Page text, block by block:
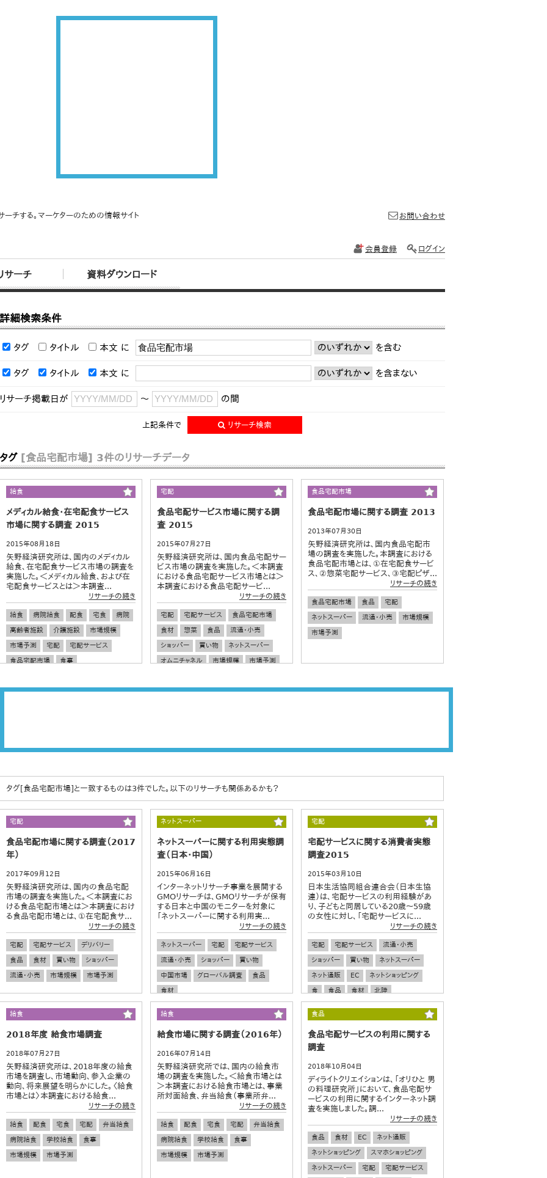
ーチする。マーケターのための情報サイト
サーチ 資料ダウンロード
お問い合わせ
会員登録 ログイン
詳細検索条件
タグ タイトル 本文 に を含む
タグ タイトル 本文 に を含まない
リサーチ掲載日が ～ の間
上記条件で リサーチ検索
タグ [食品宅配市場] 3件のリサーチデータ
給食
メディカル給食・在宅配食サービス
市場に関する調査 2015
2015年08月18日
矢野経済研究所は、国内のメディカル
給食、在宅配食サービス市場の調査を
実施した。＜メディカル給食、および在
宅配食サービスとは＞本調査...
リサーチの続き
給食 病院給食 配食 宅食
病院
高齢者施設
介護施設
市場規模
市場予測
宅配
宅配サービス
食品宅配市場
食事
宅配
食品宅配サービス市場に関する調
査 2015
2015年07月27日
矢野経済研究所は、国内食品宅配サー
ビス市場の調査を実施した。＜本調査
における食品宅配サービス市場とは＞
本調査における食品宅配サービ...
リサーチの続き
宅配 宅配サービス
食品宅配市場
食材
惣菜 食品
流通・小売
ショッパー
買い物
ネットスーパー
オムニチャネル
市場規模 市場予測
食品宅配市場
食品宅配市場に関する調査 2013
2013年07月30日
矢野経済研究所は、国内食品宅配市
場の調査を実施した。本調査における
食品宅配市場とは、①在宅配食サービ
ス、②惣菜宅配サービス、③宅配ピザ...
リサーチの続き
食品宅配市場 食品
宅配
ネットスーパー
流通・小売
市場規模
市場予測
タグ[食品宅配市場]と一致するものは3件でした。以下のリサーチも関係あるかも？
宅配
食品宅配市場に関する調査（2017
年）
2017年09月12日
矢野経済研究所は、国内の食品宅配
市場の調査を実施した。＜本調査にお
ける食品宅配市場とは＞本調査におけ
る食品宅配市場とは、①在宅配食サ...
リサーチの続き
宅配 宅配サービス
デリバリー
食品
食材 買い物
ショッパー
流通・小売
市場規模 市場予測
ネットスーパー
ネットスーパーに関する利用実態調
査（日本・中国）
2015年06月16日
インターネットリサーチ事業を展開する
GMOリサーチは、GMOリサーチが保有
する日本と中国のモニターを対象に
「ネットスーパーに関する利用実...
リサーチの続き
ネットスーパー 宅配
宅配サービス
流通・小売
ショッパー
買い物
中国市場
グローバル調査
食品
食材
宅配
宅配サービスに関する消費者実態
調査2015
2015年03月10日
日本生活協同組合連合会（日本生協
連）は、宅配サービスの利用経験があ
り、子どもと同居している20歳～59歳
の女性に対し、「宅配サービスに...
リサーチの続き
宅配 宅配サービス
流通・小売
ショッパー
買い物
ネットスーパー
ネット通販
EC
ネットショッピング
食
食品 食材 北陸
給食
2018年度 給食市場調査
2018年07月27日
矢野経済研究所は、2018年度の給食
市場を調査し、市場動向、参入企業の
動向、将来展望を明らかにした。〈給食
市場とは〉本調査における給食...
リサーチの続き
給食 配食 宅食 宅配
弁当給食
病院給食
学校給食
食事
市場規模
市場予測
給食
給食市場に関する調査（2016年）
2016年07月14日
矢野経済研究所では、国内の給食市
場の調査を実施した。＜給食市場とは
＞本調査における給食市場とは、事業
所対面給食、弁当給食（事業所弁...
リサーチの続き
給食 配食 宅食 宅配
弁当給食
病院給食
学校給食
食事
市場規模
市場予測
食品
食品宅配サービスの利用に関する
調査
2018年10月04日
ディライトクリエイションは、「オリひと 男
の料理研究所」において、食品宅配サ
ービスの利用に関するインターネット調
査を実施しました。調...
リサーチの続き
食品 食材 EC
ネット通販
ネットショッピング
スマホショッピング
ネットスーパー
宅配
宅配サービス